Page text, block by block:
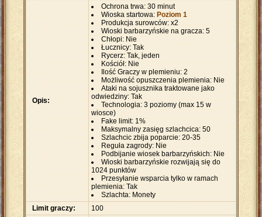
Opis:
Ochrona trwa: 30 minut
Wioska startowa: Poziom 1
Produkcja surowców: x2
Wioski barbarzyńskie na gracza: 5
Chłopi: Nie
Łucznicy: Tak
Rycerz: Tak, jeden
Kościół: Nie
Ilość Graczy w plemieniu: 2
Możliwość opuszczenia plemienia: Nie
Ataki na sojusznika traktowane jako
odwiedziny: Tak
Technologia: 3 poziomy (max 15 w
wiosce)
Fake limit: 1%
Maksymalny zasięg szlachcica: 50
Szlachcic zbija poparcie: 20-35
Reguła zagrody: Nie
Podbijanie wiosek barbarzyńskich: Nie
Wioski barbarzyńskie rozwijają się do
1024 punktów
Przesyłanie wsparcia tylko w ramach
plemienia: Tak
Szlachta: Monety
Limit graczy:
100